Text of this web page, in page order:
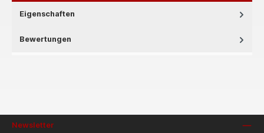
Eigenschaften
Bewertungen
Newsletter